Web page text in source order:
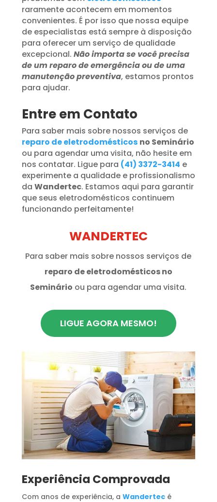
raramente acontecem em momentos
convenientes. É por isso que nossa equipe
de especialistas está sempre à disposição
para oferecer um serviço de qualidade
excepcional. Não importa se você precisa
de um reparo de emergência ou de uma
manutenção preventiva, estamos prontos
para ajudar.
Entre em Contato
Para saber mais sobre nossos serviços de
reparo de eletrodomésticos no Seminário
ou para agendar uma visita, não hesite em
nos contatar. Ligue para (41) 3372-3414 e
experimente a qualidade e profissionalismo
da Wandertec. Estamos aqui para garantir
que seus eletrodomésticos continuem
funcionando perfeitamente!
WANDERTEC
Para saber mais sobre nossos serviços de
reparo de eletrodomésticos no
Seminário ou para agendar uma visita.
LIGUE AGORA MESMO!
​Experiência Comprovada
Com anos de experiência, a Wandertecé